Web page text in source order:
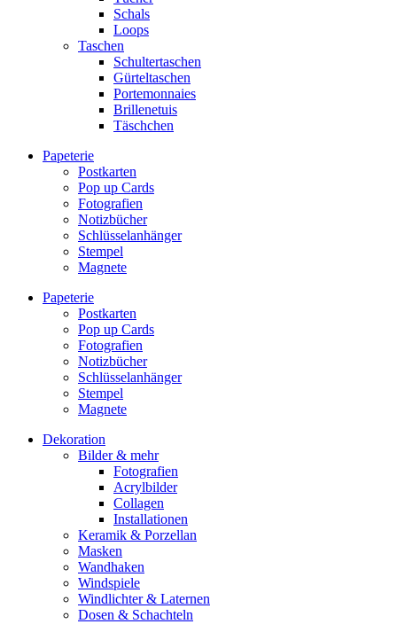
Schals
Loops
Taschen
Schultertaschen
Gürteltaschen
Portemonnaies
Brillenetuis
Täschchen
Papeterie
Postkarten
Pop up Cards
Fotografien
Notizbücher
Schlüsselanhänger
Stempel
Magnete
Papeterie
Postkarten
Pop up Cards
Fotografien
Notizbücher
Schlüsselanhänger
Stempel
Magnete
Dekoration
Bilder & mehr
Fotografien
Acrylbilder
Collagen
Installationen
Keramik & Porzellan
Masken
Wandhaken
Windspiele
Windlichter & Laternen
Dosen & Schachteln